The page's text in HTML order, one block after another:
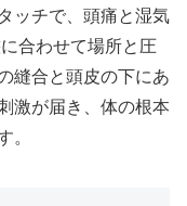
ッチで、頭痛と湿気
合わせて場所と圧
縫合と頭皮の下にあ
激が届き、体の根本
。